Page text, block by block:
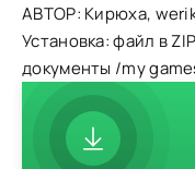
АВТОР: Кирюха,
Установка: файл в
документы /my